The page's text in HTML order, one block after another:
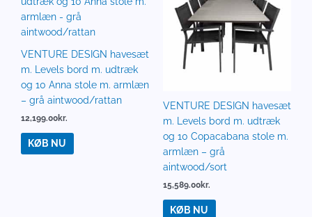
VENTURE DESIGN havesæt
m. Levels bord m. udtræk
og 10 Anna stole m. armlæn
– grå aintwood/rattan
12,199.00kr.
KØB NU
VENTURE DESIGN havesæt
m. Levels bord m. udtræk
og 10 Copacabana stole m.
armlæn – grå
aintwood/sort
15,589.00kr.
KØB NU